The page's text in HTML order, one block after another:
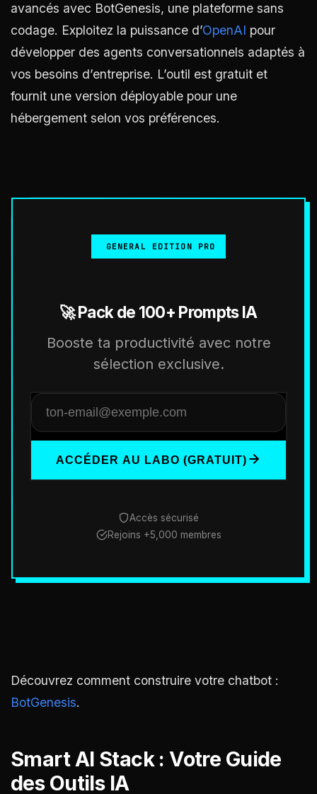
avancés avec BotGenesis, une plateforme sans
codage. Exploitez la puissance d’OpenAI pour
développer des agents conversationnels adaptés à
vos besoins d’entreprise. L’outil est gratuit et
fournit une version déployable pour une
hébergement selon vos préférences.
GENERAL EDITION PRO
🚀 Pack de 100+ Prompts IA
Booste ta productivité avec notre
sélection exclusive.
ACCÉDER AU LABO (GRATUIT)
Accès sécurisé
Rejoins +5,000 membres
Découvrez comment construire votre chatbot :
BotGenesis.
Smart AI Stack : Votre Guide
des Outils IA